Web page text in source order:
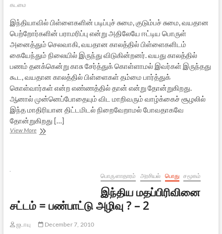
கடமை
இந்தியாவில் பிள்ளைகளின் படிப்புச் சுமை, குடும்பச் சுமை, வயதான
பெற்றோர்களின் பராமரிப்பு என்று அதிலேயே ஈட்டிய பொருள்
அனைத்தும் செலவாகி, வயதான காலத்தில் பிள்ளைகளிடம்
கையேந்தும் நிலையில் இருந்து விடுகின்றனர். வயது காலத்தில்
பணம் தனக்கென்று காசு சேர்த்துக் கொள்ளாமல் இவர்கள் இருந்தது
கூட, வயதான காலத்தில் பிள்ளைகள் தம்மை பார்த்துக்
கொள்வார்கள் என்ற எண்ணத்தில் தான் என்று தோன்றுகிறது.
ஆனால் முன்னெப்போதையும் விட மாறிவரும் வாழ்க்கைச் சூழலில்
இந்த மாதிரியான திட்டமிடல் நிறைவேறாமல் போவதாகவே
தோன்றுகிறது […]
View Moreமுதுமை
பொருளாதாரம் அரசியல் பொது சமூகம்
இந்திய மதப்பிரிவினை
சட்டம் = பண்பாட்டு அழிவு ? – 2
ஜடாயு
December 7, 2010